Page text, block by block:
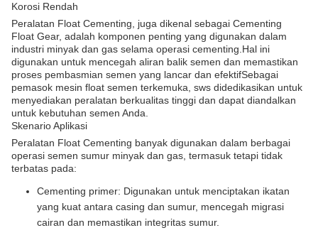
Korosi Rendah
Peralatan Float Cementing, juga dikenal sebagai Cementing
Float Gear, adalah komponen penting yang digunakan dalam
industri minyak dan gas selama operasi cementing.Hal ini
digunakan untuk mencegah aliran balik semen dan memastikan
proses pembasmian semen yang lancar dan efektifSebagai
pemasok mesin float semen terkemuka, sws didedikasikan untuk
menyediakan peralatan berkualitas tinggi dan dapat diandalkan
untuk kebutuhan semen Anda.
Skenario Aplikasi
Peralatan Float Cementing banyak digunakan dalam berbagai
operasi semen sumur minyak dan gas, termasuk tetapi tidak
terbatas pada:
Cementing primer: Digunakan untuk menciptakan ikatan
yang kuat antara casing dan sumur, mencegah migrasi
cairan dan memastikan integritas sumur.